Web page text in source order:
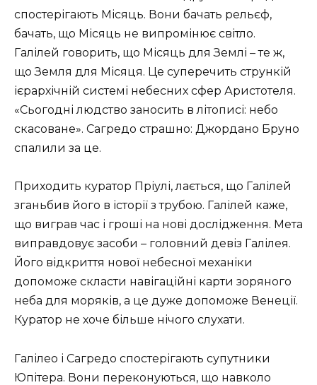
спостерігають Місяць. Вони бачать рельєф,
бачать, що Місяць не випромінює світло.
Галілей говорить, що Місяць для Землі – те ж,
що Земля для Місяця. Це суперечить стрункій
ієрархічній системі небесних сфер Аристотеля.
«Сьогодні людство заносить в літописі: небо
скасоване». Сагредо страшно: Джордано Бруно
спалили за це.
Приходить куратор Пріулі, лається, що Галілей
зганьбив його в історії з трубою. Галілей каже,
що виграв час і гроші на нові дослідження. Мета
виправдовує засоби – головний девіз Галілея.
Його відкриття нової небесної механіки
допоможе скласти навігаційні карти зоряного
неба для моряків, а це дуже допоможе Венеції.
Куратор не хоче більше нічого слухати.
Галілео і Сагредо спостерігають супутники
Юпітера. Вони переконуються, що навколо